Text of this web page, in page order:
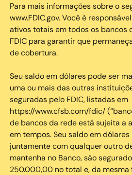
Para mais informações sobre o
www.FDIC.gov. Você é
ativos totais em todos os bancos
FDIC para garantir que
de cobertura.
Seu saldo em dólares pode ser
uma ou mais das outras
seguradas pelo FDIC, listadas em
https://www.cfsb.com/fdic/
de bancos da rede está sujeita a
em tempos. Seu saldo em dólares
juntamente com qualquer outro
mantenha no Banco, são
250.000,00 no total e, da mesma